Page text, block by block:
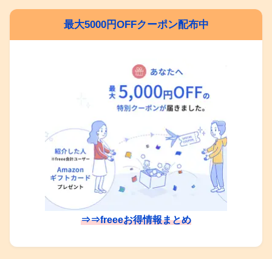
最大5000円OFFクーポン配布中
⇒⇒freeeお得情報まとめ